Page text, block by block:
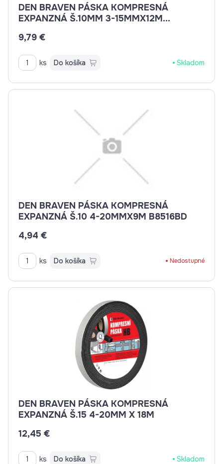
DEN BRAVEN PÁSKA KOMPRESNÁ
EXPANZNÁ Š.10MM 3-15MMX12M
9,79 €
ks Do košíka Skladom
DEN BRAVEN PÁSKA KOMPRESNÁ
EXPANZNÁ Š.10 4-20MMX9M B8516BD
4,94 €
ks Do košíka Nedostupné
DEN BRAVEN PÁSKA KOMPRESNÁ
EXPANZNÁ Š.15 4-20MM X 18M
12,45 €
ks Do košíka Skladom